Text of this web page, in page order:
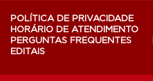
POLÍTICA DE PRIVACIDADE
HORÁRIO DE ATENDIMENTO
PERGUNTAS FREQUENTES
EDITAIS